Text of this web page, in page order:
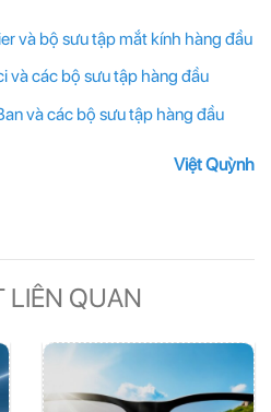
và bộ sưu tập mắt kính hàng đầu
và các bộ sưu tập hàng đầu
và các bộ sưu tập hàng đầu
Việt Quỳnh
LIÊN QUAN